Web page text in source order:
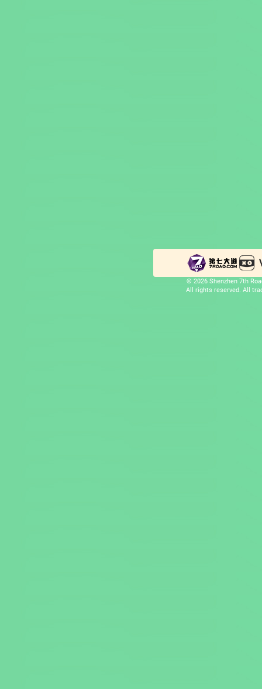
© 2026 Shenzhen 7th
All rights reserved. All